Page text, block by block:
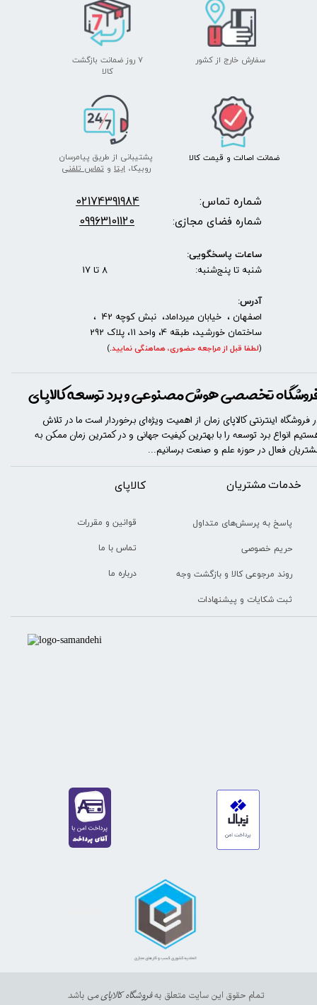
تمام حقوق این سایت متعلق بهفروشگاه کالاپای می باشد.
پشتیبانی از طریق پیامرسان
روبیکا، ایتا و تماس تلفنی
سفارش خارج از کشور
۷ روز ضمانت بازگشت
​​​​​​​کالا
ضمانت اصالت و قیمت​​​​​​​ کالا ​​​​​​​
خدمات مشتریان
پاسخ به پرسش‌های متداول
حریم خصوصی
روند مرجوعی کالا و بازگشت وجه
ثبت شکایات و پیشنهادات
​​کالاپای
قوانین و مقررات
تماس با ما
درباره ما
تخصصی هوش مصنوعی و برد توسعه کالاپای
فروشگاه اینترنتی کالاپای زمان از اهمیت ویژه‌ای برخوردار است ما در تلاش
انواع برد توسعه را با​​​ بهترین کیفیت جهانی و در کمترین زمان ممکن به
فعال در حوزه علم و صنعت برسانیم...
شماره تماس: 02174391984
شماره فضای مجازی: 09963101120
ساعات پاسخگویی:
شنبه تا پنج‌شنبه: 8 تا 17
آدرس:
اصفهان ، خیابان میرداماد، نبش کوچه 42 ،
ساختمان خورشید، طبقه 4، واحد 11، پلاک 292
(لطفا قبل از مراجعه حضوری، هماهنگی نمایید.
)